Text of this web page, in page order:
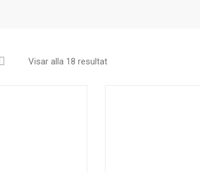
Visar alla 18 resultatSorterade
efter